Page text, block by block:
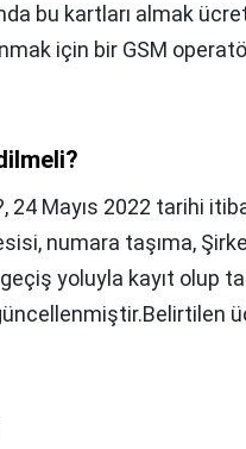
bu kartları almak
için bir GSM
​24 Mayıs 2022 tarihi
numara taşıma,
yoluyla kayıt olup